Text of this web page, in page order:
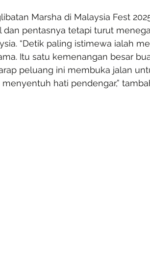
Marsha di Malaysia Fest
dan pentasnya tetapi turut
“Detik paling istimewa ialah
Itu satu kemenangan besar
peluang ini membuka jalan
hati pendengar,”